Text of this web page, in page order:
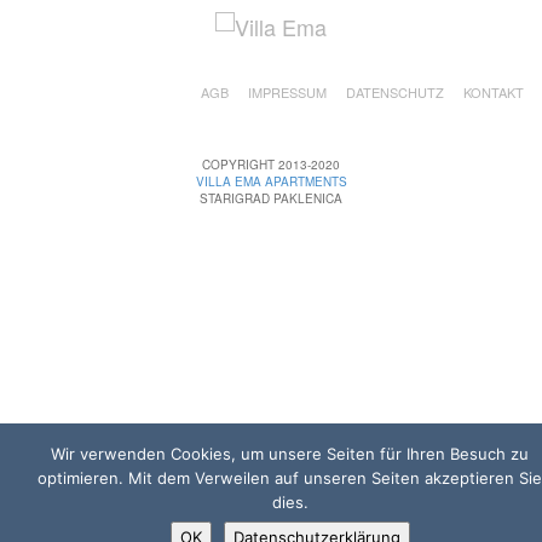
AGB IMPRESSUM DATENSCHUTZ KONTAKT
COPYRIGHT 2013-2020
VILLA EMA APARTMENTS
STARIGRAD PAKLENICA
Wir verwenden Cookies, um unsere Seiten für Ihren Besuch zu
optimieren. Mit dem Verweilen auf unseren Seiten akzeptieren Sie
dies.
OK
Datenschutzerklärung